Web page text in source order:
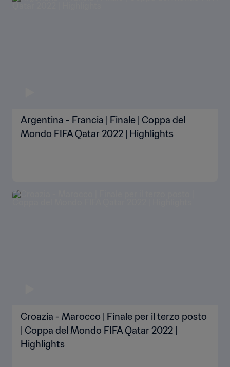
Argentina - Francia | Finale | Coppa del
Mondo FIFA Qatar 2022 | Highlights
Croazia - Marocco | Finale per il terzo posto
| Coppa del Mondo FIFA Qatar 2022 |
Highlights